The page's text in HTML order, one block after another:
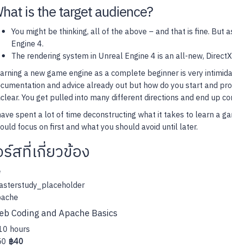
is the target audience?
You might be thinking, all of the above – and that is fine. But
Engine 4.
The rendering system in Unreal Engine 4 is an all-new,
a new game engine as a complete beginner is very
and advice already out but how do you start and
You get pulled into many different directions and end up
spent a lot of time deconstructing what it takes to learn a
focus on first and what you should avoid until later.
สที่เกี่ยวข้อง
Coding and Apache Basics
hours
฿40